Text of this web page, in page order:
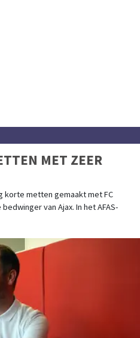
MET ZEER
korte metten gemaakt met FC
van Ajax. In het AFAS-